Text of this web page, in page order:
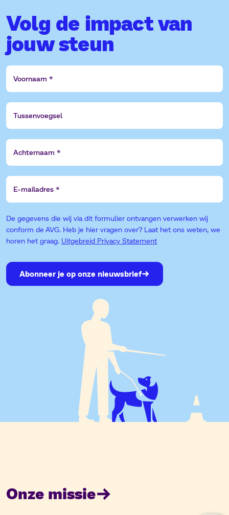
Volg de impact van
jouw steun
Voornaam
Tussenvoegsel
Achternaam
E-
mailadres
De gegevens die wij via dit formulier ontvangen verwerken wij
conform de AVG. Heb je hier vragen over? Laat het ons weten, we
horen het graag. Uitgebreid Privacy Statement
Abonneer je op onze nieuwsbrief
Onze missie